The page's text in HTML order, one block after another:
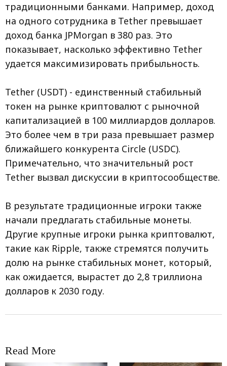
традиционными банками. Например, доход
на одного сотрудника в Tether превышает
доход банка JPMorgan в 380 раз. Это
показывает, насколько эффективно Tether
удается максимизировать прибыльность.
Tether (USDT) - единственный стабильный
токен на рынке криптовалют с рыночной
капитализацией в 100 миллиардов долларов.
Это более чем в три раза превышает размер
ближайшего конкурента Circle (USDC).
Примечательно, что значительный рост
Tether вызвал дискуссии в криптосообществе.
В результате традиционные игроки также
начали предлагать стабильные монеты.
Другие крупные игроки рынка криптовалют,
такие как Ripple, также стремятся получить
долю на рынке стабильных монет, который,
как ожидается, вырастет до 2,8 триллиона
долларов к 2030 году.
Read More